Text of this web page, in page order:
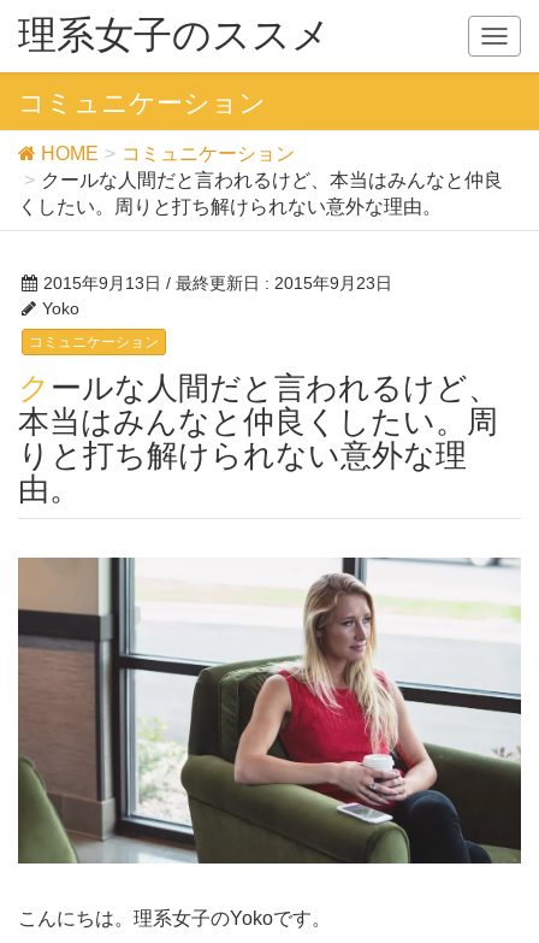
T
e
o
n
理系女子のススメ
コミュニケーション
HOME
コミュニケーション
クールな人間だと言われるけど、本当はみんなと仲良
くしたい。周りと打ち解けられない意外な理由。
2015年9月13日 / 最終更新日 : 2015年9月23日
Yoko
コミュニケーション
クールな人間だと言われるけど、
本当はみんなと仲良くしたい。周
りと打ち解けられない意外な理
由。
こんにちは。理系女子のYokoです。